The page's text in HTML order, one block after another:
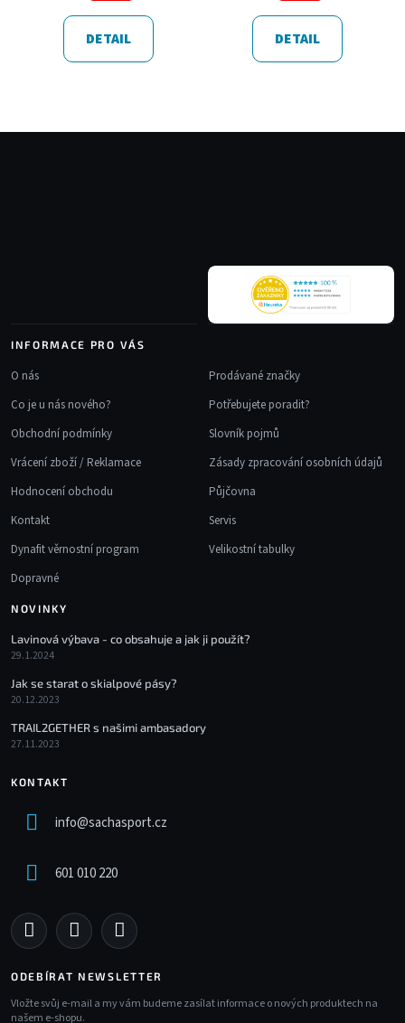
DETAIL DETAIL
INFORMACE PRO VÁS
O nás
Co je u nás nového?
Obchodní podmínky
Vrácení zboží / Reklamace
Hodnocení obchodu
Kontakt
Dynafit věrnostní program
Dopravné
Prodávané značky
Potřebujete poradit?
Slovník pojmů
Zásady zpracování osobních údajů
Půjčovna
Servis
Velikostní tabulky
NOVINKY
Lavinová výbava - co obsahuje a jak ji použít?
29.1.2024
Jak se starat o skialpové pásy?
20.12.2023
TRAIL2GETHER s našimi ambasadory
27.11.2023
KONTAKT
info@sachasport.cz
601 010 220
ODEBÍRAT NEWSLETTER
Vložte svůj e-mail a my vám budeme zasílat informace o nových produktech na
našem e-shopu.